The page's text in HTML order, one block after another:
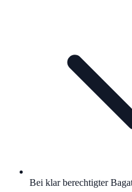
Bei klar berechtigter